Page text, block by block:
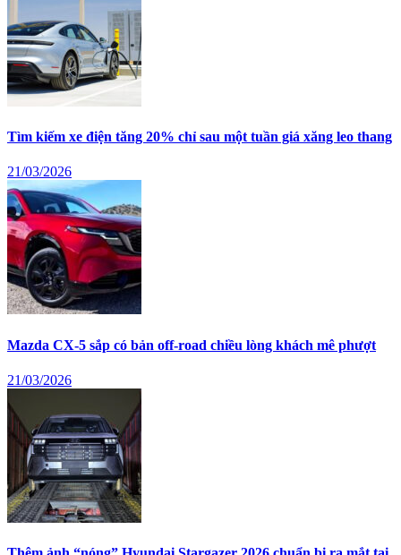
Tìm kiếm xe điện tăng 20% chỉ sau một tuần giá xăng leo thang
21/03/2026
Mazda CX-5 sắp có bản off-road chiều lòng khách mê phượt
21/03/2026